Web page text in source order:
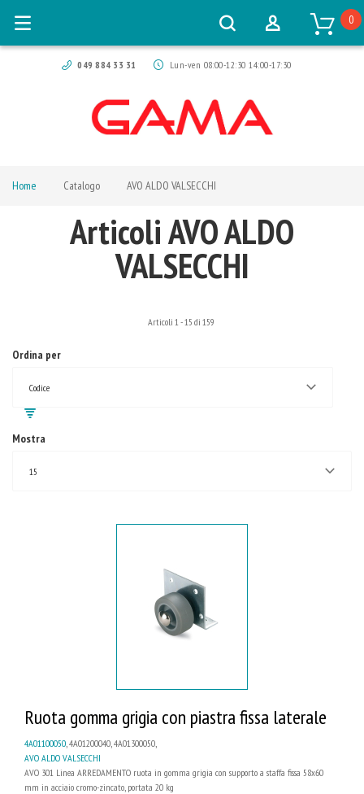
049 884 33 31 Lun-ven 08:00-12:30 14:00-17:30
0
Home Catalogo AVO ALDO VALSECCHI
Articoli AVO ALDO
VALSECCHI
Ordina per
Codice
Articoli 1 -15 di 159
Mostra
15
Ruota gomma grigia con piastra fissa laterale
4A01100050, 4A01200040, 4A01300050,
AVO ALDO VALSECCHI
AVO 301 Linea ARREDAMENTO ruota in gomma grigia con supporto a staffa fissa 58x60
mm in acciaio cromo-zincato, portata 20 kg